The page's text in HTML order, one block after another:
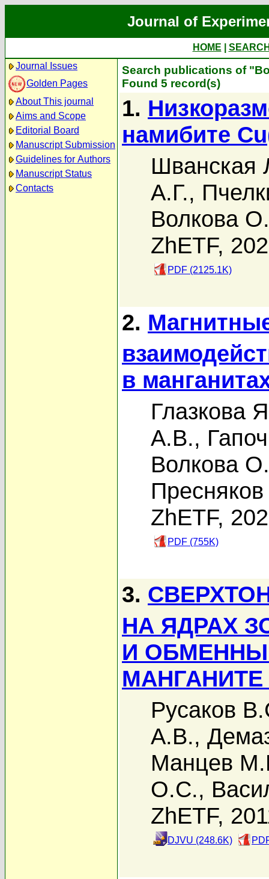
Journal of
HOME
Journal Issues
Golden Pages
About This journal
Aims and Scope
Editorial Board
Manuscript Submission
Guidelines for Authors
Manuscript Status
Contacts
Search publications of
Found 5 record(s)
1.
намибите
Шванская
А.Г.,
Волкова
ZhETF,
PDF (2125.1K)
2.
в
Глазкова
А.В.,
Волкова
ZhETF,
PDF (755K)
3.
НА ЯДРАХ
И
МАНГАНИТЕ
Русаков
А.В.,
Манцев
О.С.,
ZhETF,
DJVU (248.6K)